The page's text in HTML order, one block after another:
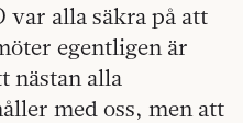
var alla säkra på att
egentligen är
nästan alla
med oss, men att